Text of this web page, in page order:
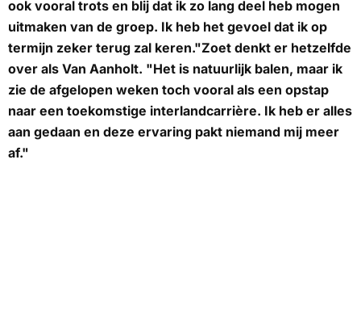
ook vooral trots en blij dat ik zo lang deel heb mogen
uitmaken van de groep. Ik heb het gevoel dat ik op
termijn zeker terug zal keren."Zoet denkt er hetzelfde
over als Van Aanholt. "Het is natuurlijk balen, maar ik
zie de afgelopen weken toch vooral als een opstap
naar een toekomstige interlandcarrière. Ik heb er alles
aan gedaan en deze ervaring pakt niemand mij meer
af."